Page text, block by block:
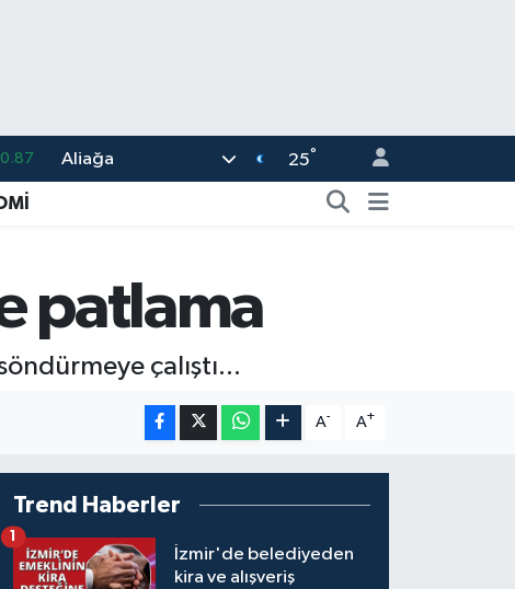
%-14
Aliağa 25°
patlama
çalıştı...
A- A+
Trend Haberler
İzmir'de belediyeden
kira ve alışveriş
1